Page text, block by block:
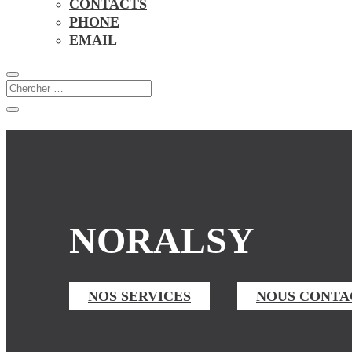
CONTACTS
PHONE
EMAIL
NORALSY
NOS SERVICES NOUS